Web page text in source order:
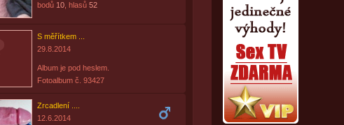
bodů 10, hlasů 52
S měřítkem ...
29.8.2014
Album je pod heslem.
Fotoalbum č. 93427
Zrcadlení ....
12.6.2014